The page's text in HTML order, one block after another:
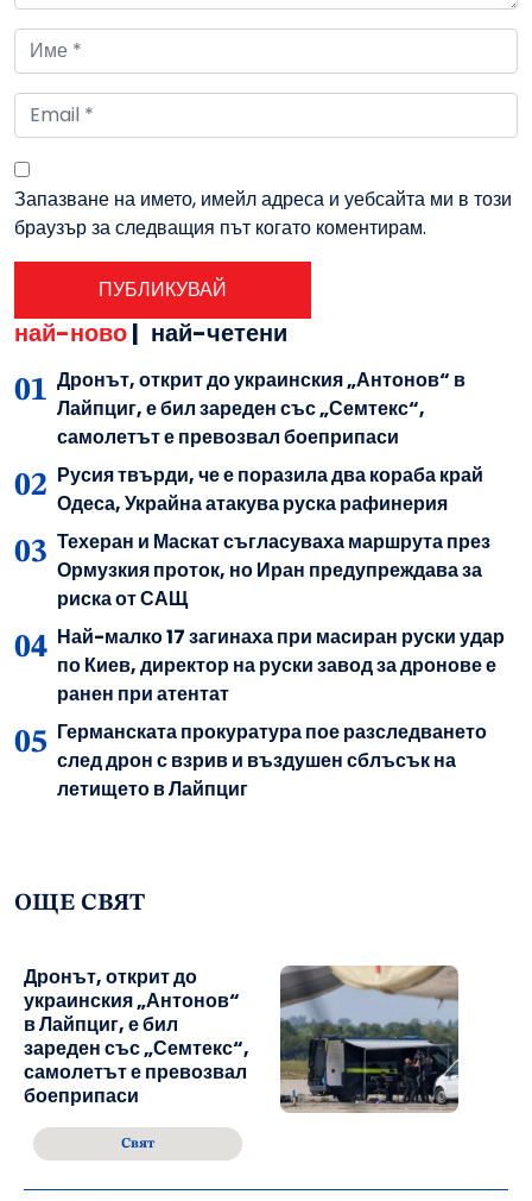
Запазване на името, имейл адреса и уебсайта ми в този
браузър за следващия път когато коментирам.
най-ново| най-четени
Дронът, открит до украинския „Антонов“ в
Лайпциг, е бил зареден със „Семтекс“,
самолетът е превозвал боеприпаси
Русия твърди, че е поразила два кораба край
Одеса, Украйна атакува руска рафинерия
Техеран и Маскат съгласуваха маршрута през
Ормузкия проток, но Иран предупреждава за
риска от САЩ
Най-малко 17 загинаха при масиран руски удар
по Киев, директор на руски завод за дронове е
ранен при атентат
Германската прокуратура пое разследването
след дрон с взрив и въздушен сблъсък на
летището в Лайпциг
ОЩЕ СВЯТ
Дронът, открит до
украинския „Антонов“
в Лайпциг, е бил
зареден със „Семтекс“,
самолетът е превозвал
боеприпаси
Свят